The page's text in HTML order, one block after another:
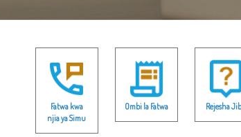
Fatwa kwa
njia ya Simu
Ombi la Fatwa Rejesha